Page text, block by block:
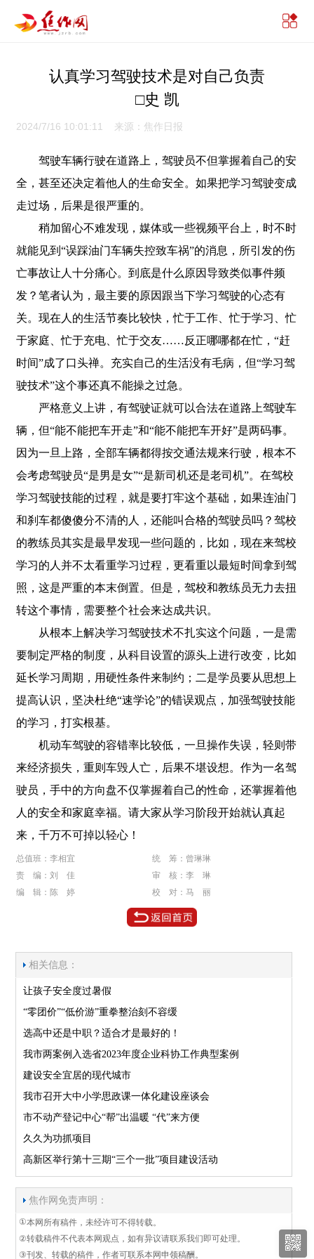
认真学习驾驶技术是对自己负责
□史 凯
2024/7/16 10:01:11 来源：焦作日报
驾驶车辆行驶在道路上，驾驶员不但掌握着自己的安
全，甚至还决定着他人的生命安全。如果把学习驾驶变成
走过场，后果是很严重的。
稍加留心不难发现，媒体或一些视频平台上，时不时
就能见到“误踩油门车辆失控致车祸”的消息，所引发的伤
亡事故让人十分痛心。到底是什么原因导致类似事件频
发？笔者认为，最主要的原因跟当下学习驾驶的心态有
关。现在人的生活节奏比较快，忙于工作、忙于学习、忙
于家庭、忙于充电、忙于交友……反正哪哪都在忙，“赶
时间”成了口头禅。充实自己的生活没有毛病，但“学习驾
驶技术”这个事还真不能操之过急。
严格意义上讲，有驾驶证就可以合法在道路上驾驶车
辆，但“能不能把车开走”和“能不能把车开好”是两码事。
因为一旦上路，全部车辆都得按交通法规来行驶，根本不
会考虑驾驶员“是男是女”“是新司机还是老司机”。在驾校
学习驾驶技能的过程，就是要打牢这个基础，如果连油门
和刹车都傻傻分不清的人，还能叫合格的驾驶员吗？驾校
的教练员其实是最早发现一些问题的，比如，现在来驾校
学习的人并不太看重学习过程，更看重以最短时间拿到驾
照，这是严重的本末倒置。但是，驾校和教练员无力去扭
转这个事情，需要整个社会来达成共识。
从根本上解决学习驾驶技术不扎实这个问题，一是需
要制定严格的制度，从科目设置的源头上进行改变，比如
延长学习周期，用硬性条件来制约；二是学员要从思想上
提高认识，坚决杜绝“速学论”的错误观点，加强驾驶技能
的学习，打实根基。
机动车驾驶的容错率比较低，一旦操作失误，轻则带
来经济损失，重则车毁人亡，后果不堪设想。作为一名驾
驶员，手中的方向盘不仅掌握着自己的性命，还掌握着他
人的安全和家庭幸福。请大家从学习阶段开始就认真起
来，千万不可掉以轻心！
总值班：李相宜
统 筹：曾琳琳
责 编：刘 佳
审 核：李 琳
编 辑：陈 婷
校 对：马 丽
相关信息：
让孩子安全度过暑假
“零团价”“低价游”重拳整治刻不容缓
选高中还是中职？适合才是最好的！
我市两案例入选省2023年度企业科协工作典型案例
建设安全宜居的现代城市
我市召开大中小学思政课一体化建设座谈会
市不动产登记中心“帮”出温暖 “代”来方便
久久为功抓项目
高新区举行第十三期“三个一批”项目建设活动
焦作网免责声明：
①本网所有稿件，未经许可不得转载。
②转载稿件不代表本网观点，如有异议请联系我们即可处理。
③刊发、转载的稿件，作者可联系本网申领稿酬。